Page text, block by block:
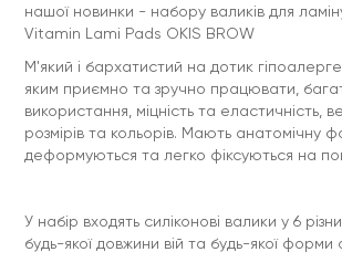
- Легка фіксація
- Якість та еластичність
Розміри: SS, S, M, L, LL, XL
Рекомендуємо ретельно промивати
засобом відразу після процедури, щоб
якомога довше.
нашої новинки - набору валиків для
Vitamin Lami Pads OKIS BROW
М'який і бархатистий на дотик
яким приємно та зручно працювати,
використання, міцність та еластичність,
розмірів та кольорів. Мають анатомічну
деформуються та легко фіксуються на
У набір входять силіконові валики у 6
будь-якої довжини вій та будь-якої форми